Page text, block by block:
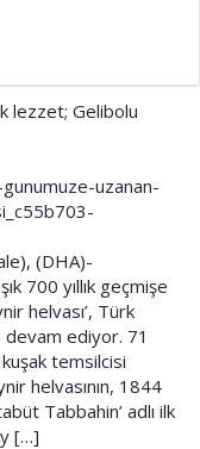
lezzet; Gelibolu
uzanan-
(DHA)-
700 yıllık geçmişe
helvası’, Türk
devam ediyor. 71
kuşak temsilcisi
helvasının, 1844
Tabbahin’ adlı ilk
[…]